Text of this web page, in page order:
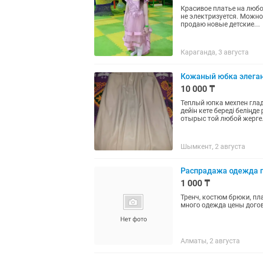
Красивое платье на
не электризуется. Можно
продаю новые детские...
Караганда, 3 августа
Кожаный юбка
10 000 ₸
Теплый юпка мехпен
дейін кете береді
отырыс той любой
Шымкент, 2 августа
Распрадажа одежда
1 000 ₸
Тренч, костюм брюки,
много одежда цены
Алматы, 2 августа